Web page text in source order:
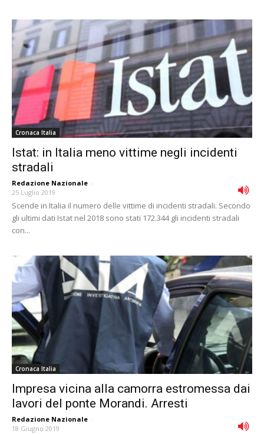
Cronaca Italia
Istat: in Italia meno vittime negli incidenti
stradali
Redazione Nazionale -
25 Luglio 2019
Scende in Italia il numero delle vittime di incidenti stradali. Secondo
gli ultimi dati Istat nel 2018 sono stati 172.344 gli incidenti stradali
con...
Cronaca Italia
Impresa vicina alla camorra estromessa dai
lavori del ponte Morandi. Arresti
Redazione Nazionale -
18 Giugno 2019